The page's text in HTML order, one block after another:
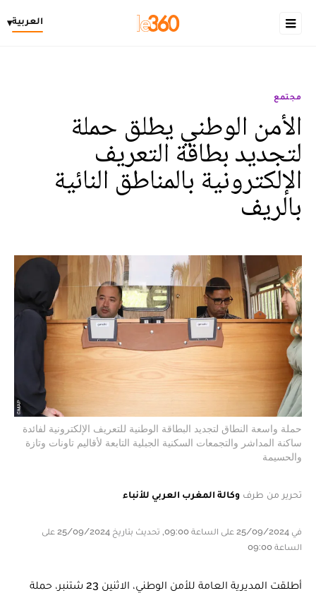
العربية▾
مجتمع
الأمن الوطني يطلق حملة
لتجديد بطاقة التعريف
الإلكترونية بالمناطق النائية
بالريف
حملة واسعة النطاق لتجديد البطاقة الوطنية للتعريف الإلكترونية لفائدة
ساكنة المداشر والتجمعات السكنية الجبلية التابعة لأقاليم تاونات وتازة
والحسيمة
تحرير من طرف وكالة المغرب العربي للأنباء
في 25/09/2024 على الساعة 09:00, تحديث بتاريخ 25/09/2024 على
الساعة 09:00
أطلقت المديرية العامة للأمن الوطني، الاثنين 23 شتنبر، حملة